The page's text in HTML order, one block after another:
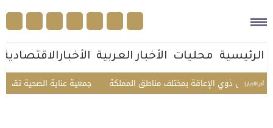
الرئيسية محليات الأخبار العربية الأخبارالاقتصادية
أخر الأخبار | جمعية عناية الصحية تقدم خدماتها لـ 6,980 مستفيدًا خلال يوليو بقيمة اقتصادية